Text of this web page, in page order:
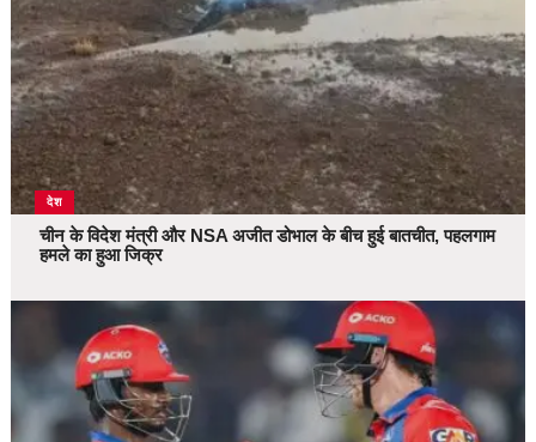
देश
चीन के विदेश मंत्री और NSA अजीत डोभाल के बीच हुई बातचीत, पहलगाम
हमले का हुआ जिक्र